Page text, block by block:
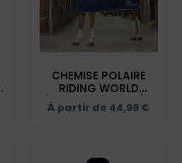
CHEMISE POLAIRE
RIDING WORLD
(AVEC ATTACHES) -
CENTRE ÉQUESTRE DU
À partir de 44,99 €